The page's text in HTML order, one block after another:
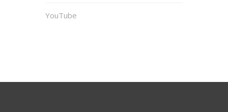
YouTube